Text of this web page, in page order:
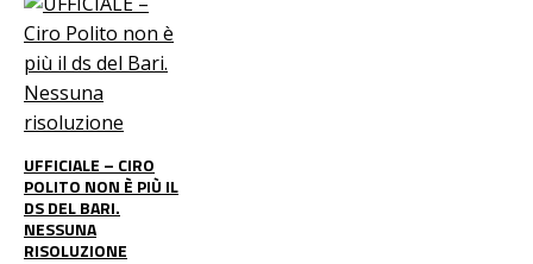
UFFICIALE – CIRO
POLITO NON È PIÙ IL
DS DEL BARI.
NESSUNA
RISOLUZIONE